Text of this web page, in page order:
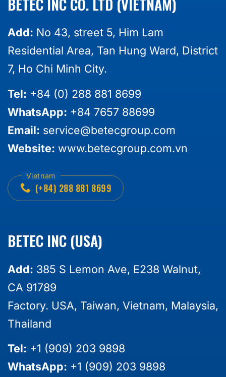
Add: No 43, street 5, Him Lam
Residential Area, Tan Hung Ward, District
7, Ho Chi Minh City.
Tel: +84 (0) 288 881 8699
WhatsApp: +84 7657 88699
Email: service@betecgroup.com
Website: www.betecgroup.com.vn
(+84) 288 881 8699
BETEC INC (USA)
Add: 385 S Lemon Ave, E238 Walnut,
CA 91789
Factory. USA, Taiwan, Vietnam, Malaysia,
Thailand
Tel: +1 (909) 203 9898
WhatsApp: +1 (909) 203 9898